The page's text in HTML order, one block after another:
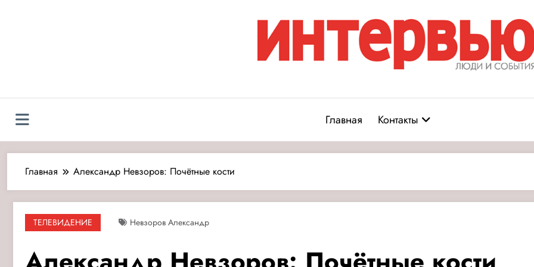
Журнал «Интервью: Люди и
Главная
Контакты
Главная Александр Невзоров: Почётные кости
ТЕЛЕВИДЕНИЕ Невзоров Александр